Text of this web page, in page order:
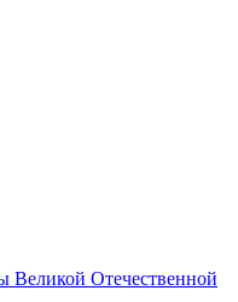
Великой Отечественной